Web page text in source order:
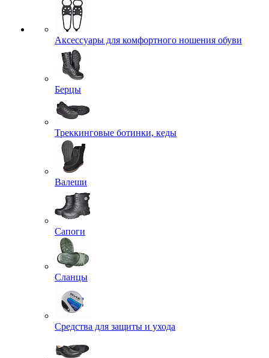
Аксессуары для комфортного ношения обуви
Берцы
Треккинговые ботинки, кеды
Валеши
Сапоги
Сланцы
Средства для защиты и ухода